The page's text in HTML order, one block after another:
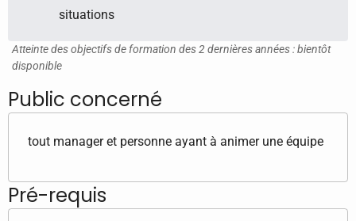
situations
Atteinte des objectifs de formation des 2 dernières années : bientôt
disponible
Public concerné
tout manager et personne ayant à animer une équipe
Pré-requis